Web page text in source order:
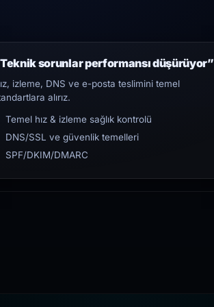
sorunlar performansı düşürüyor”
izleme, DNS ve e-posta teslimini temel
alırız.
Temel hız & izleme sağlık kontrolü
DNS/SSL ve güvenlik temelleri
SPF/DKIM/DMARC